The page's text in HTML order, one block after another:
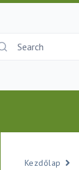
Search
Kezdőlap